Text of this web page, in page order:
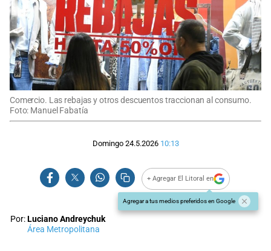
Comercio. Las rebajas y otros descuentos traccionan al consumo.
Foto: Manuel Fabatía
Domingo 24.5.2026 10:13
+ Agregar El Litoral en
Agregar a tus medios preferidos en Google
Por:Luciano Andreychuk
Área Metropolitana